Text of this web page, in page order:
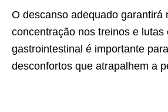
O descanso adequado garantirá
concentração nos treinos e lutas
gastrointestinal é importante
desconfortos que atrapalhem a